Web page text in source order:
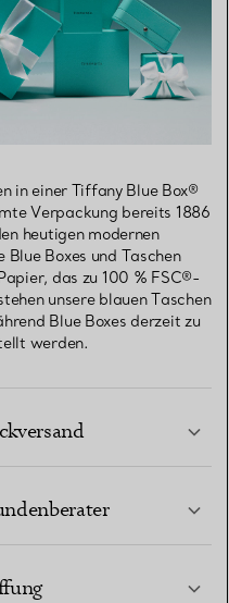
in einer Tiffany Blue Box®
Verpackung bereits 1886
heutigen modernen
Boxes und Taschen
das zu 100 % FSC®-
unsere blauen Taschen
Blue Boxes derzeit zu
werden.